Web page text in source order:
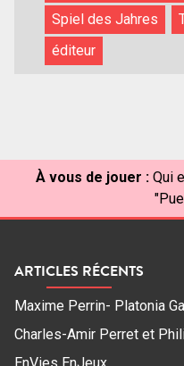
Spiel des Jahres
éditeur
À vous de jouer : Qui
ARTICLES RÉCENTS
Maxime Perrin- Platonia
Charles-Amir Perret et